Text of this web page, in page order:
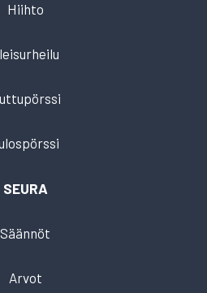
Hiihto
SEURA
Säännöt
Arvot